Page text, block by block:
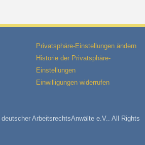
Privatsphäre-Einstellungen ändern
Historie der Privatsphäre-
Einstellungen
Einwilligungen widerrufen
ArbeitsrechtsAnwälte e.V.. All Rights